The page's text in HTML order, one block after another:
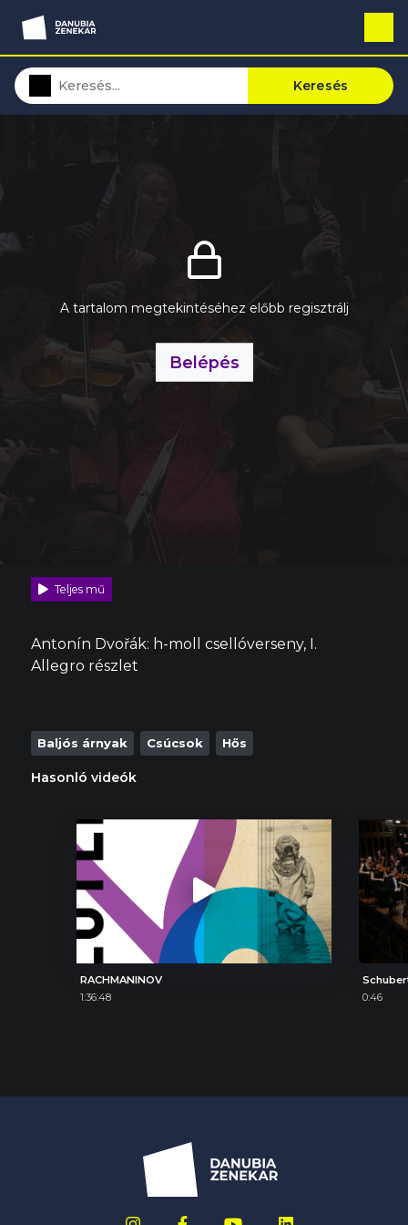
Keresés
A tartalom megtekintéséhez előbb regisztrálj
Belépés
Teljes mű
Antonín Dvořák: h-moll csellóverseny, I.
Allegro részlet
Baljós árnyak Csúcsok Hős
Hasonló videók
RACHMANINOV
1:36:48
0:46